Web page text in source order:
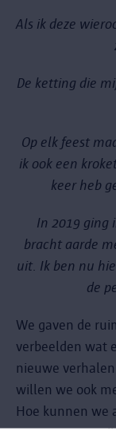
Als ik deze
De ketting die
Op elk feest
ik ook een
keer heb
In 2019 ging
bracht aarde
uit. Ik ben nu
de
We gaven de
verbeelden wat
nieuwe
willen we ook
Hoe kunnen we
troost en trots